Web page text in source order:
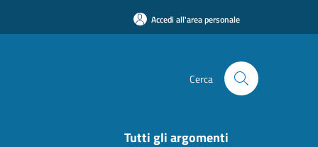
Accedi all'area personale
Cerca
Tutti gli argomenti